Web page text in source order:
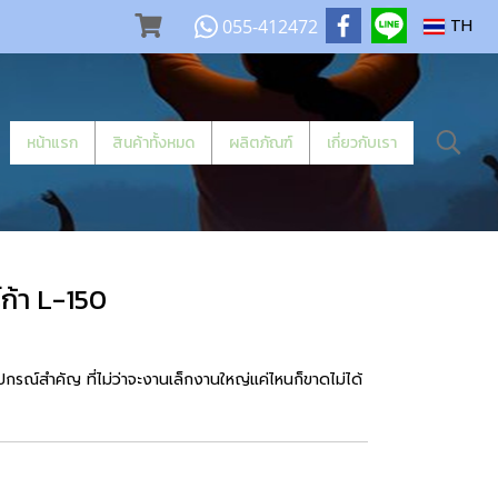
055-412472 TH
หน้าแรก สินค้าทั้งหมด ผลิตภัณฑ์ เกี่ยวกับเรา
า L-150
ณ์สำคัญ ที่ไม่ว่าจะงานเล็กงานใหญ่แค่ไหนก็ขาดไม่ได้